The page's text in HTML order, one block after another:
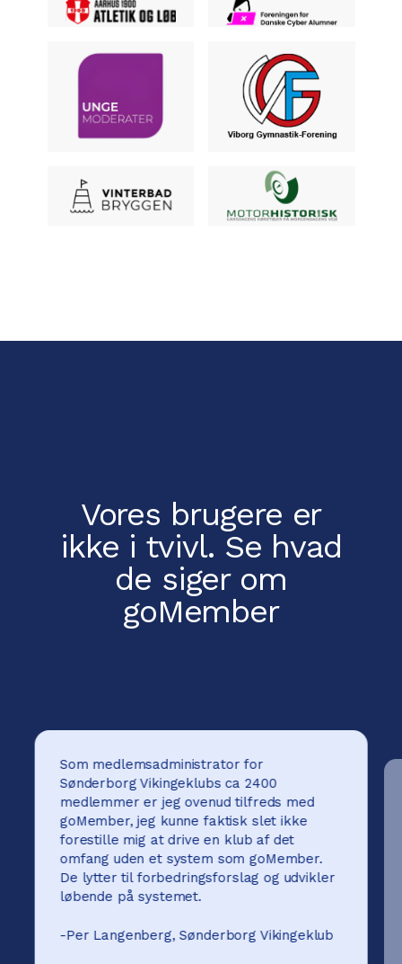
Vores brugere er
ikke i tvivl. Se hvad
de siger om
goMember
Som medlemsadministrator for
Sønderborg Vikingeklubs ca 2400
medlemmer er jeg ovenud tilfreds med
goMember, jeg kunne faktisk slet ikke
forestille mig at drive en klub af det
omfang uden et system som goMember.
De lytter til forbedringsforslag og udvikler
løbende på systemet.
-Per Langenberg, Sønderborg Vikingeklub